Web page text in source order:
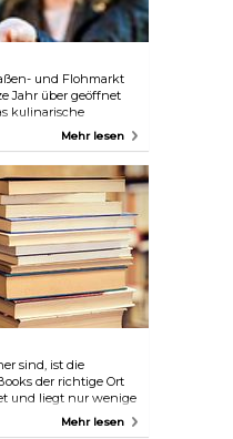
und Flohmarkt
Jahr über geöffnet
kulinarische
Sie können hier
Mehr lesen
sind, ist die
der richtige Ort
und liegt nur wenige
Staaten oder
Mehr lesen